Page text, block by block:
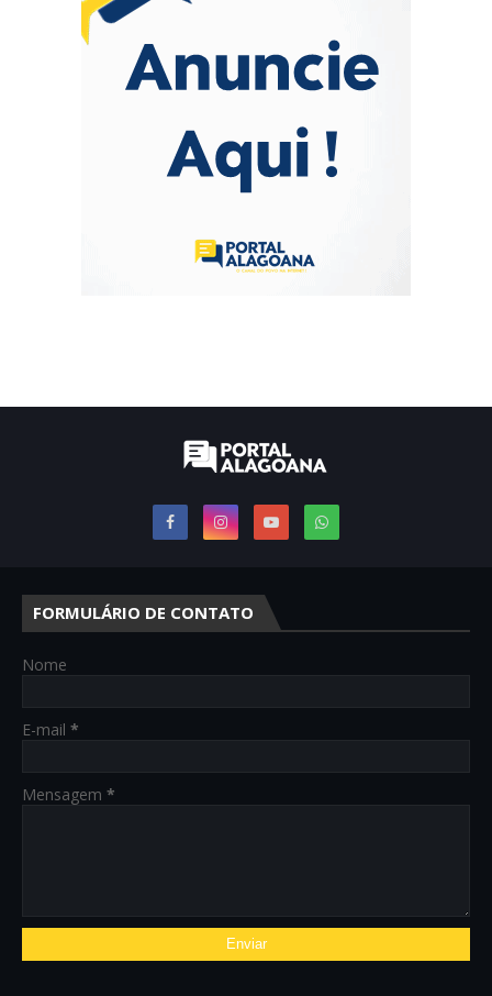
FORMULÁRIO DE CONTATO
Nome
E-mail *
Mensagem *